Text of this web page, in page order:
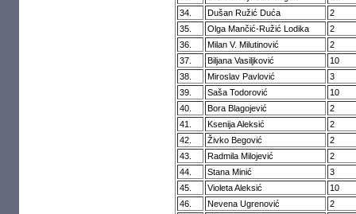
34.
Dušan Ružić Duća
2
35.
Olga Mančić-Ružić Lodika
2
36.
Milan V. Milutinović
2
37.
Biljana Vasiljković
10
38.
Miroslav Pavlović
3
39.
Saša Todorović
10
40.
Bora Blagojević
2
41.
Ksenija Aleksić
2
42.
Živko Begović
2
43.
Radmila Milojević
2
44.
Stana Minić
3
45.
Violeta Aleksić
10
46.
Nevena Ugrenović
2